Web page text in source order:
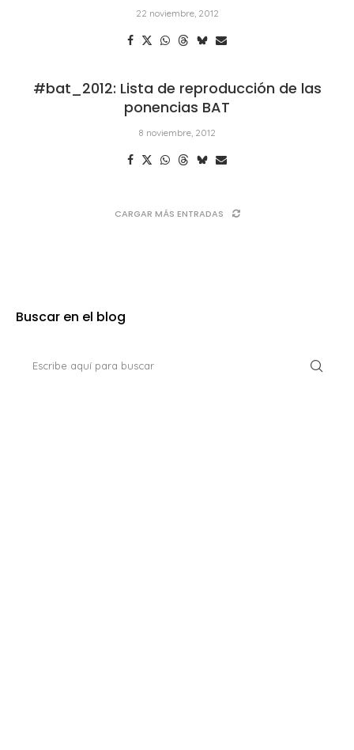
22 noviembre, 2012
#bat_2012: Lista de reproducción de las
ponencias BAT
8 noviembre, 2012
CARGAR MÁS ENTRADAS
Buscar en el blog